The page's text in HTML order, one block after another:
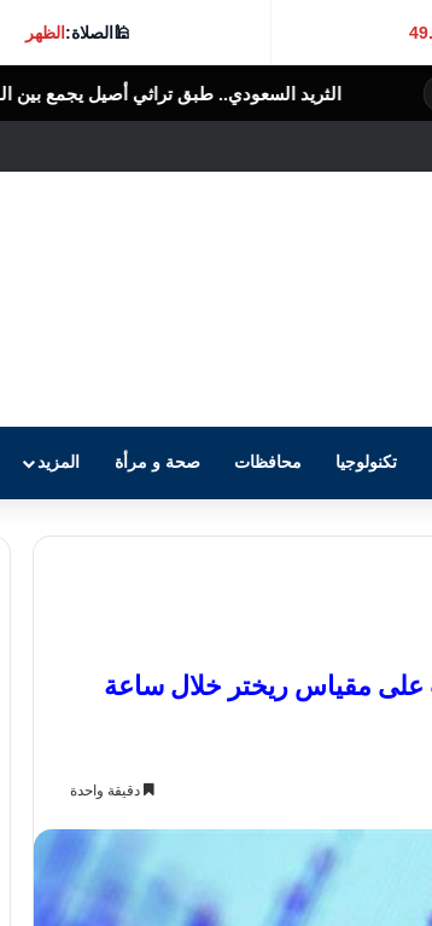
🕌الصلاة:الظهر
طبق تراثي أصيل يجمع بين البساطة والنكهة
تكنولوجيا محافظات صحة و مرأة المزيد
هزة أرضية بقوة 5 و6 درجات على مقياس ريختر خلال ساعة
دقيقة واحدة